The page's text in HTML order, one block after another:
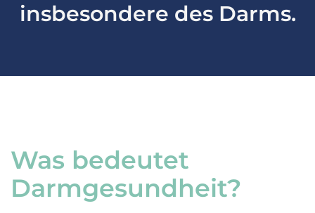
insbesondere des Darms.
Was bedeutet
Darmgesundheit?